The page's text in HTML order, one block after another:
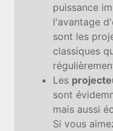
puissance
l'avantage
sont les
classiques
Les
sont
mais aussi
Si vous